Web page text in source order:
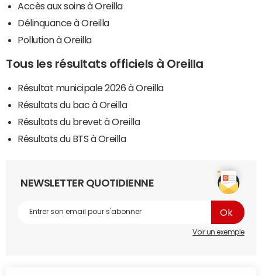
Accès aux soins à Oreilla
Délinquance à Oreilla
Pollution à Oreilla
Tous les résultats officiels à Oreilla
Résultat municipale 2026 à Oreilla
Résultats du bac à Oreilla
Résultats du brevet à Oreilla
Résultats du BTS à Oreilla
NEWSLETTER QUOTIDIENNE
Voir un exemple